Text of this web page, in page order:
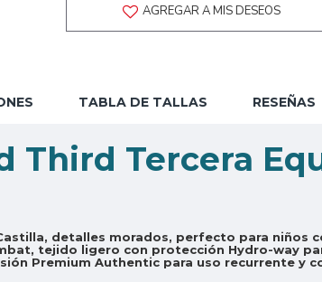
AGREGAR A MIS DESEOS
TABLA DE TALLAS RESEÑAS
Third Tercera
detalles morados, perfecto para niños
tejido ligero con protección Hydro-way
Premium Authentic para uso recurrente y